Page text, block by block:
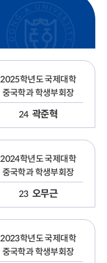
2025학년도 국제대학
중국학과 학생부회장
24 곽준혁
2024학년도 국제대학
중국학과 학생부회장
23 오무근
2023학년도 국제대학
중국학과 학생부회장